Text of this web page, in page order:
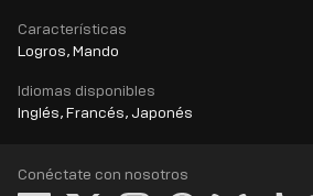
Características
Logros, Mando
Idiomas disponibles
Inglés, Francés, Japonés
Conéctate con nosotros